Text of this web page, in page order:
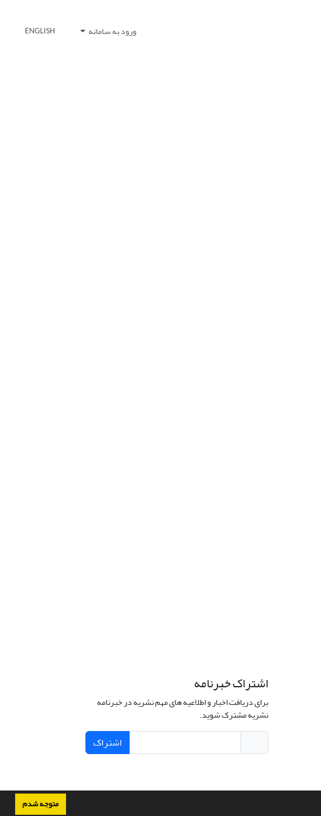
متوجه شدم
ورود به سامانه ENGLISH
اشتراک خبرنامه
برای دریافت اخبار و اطلاعیه های مهم نشریه در خبرنامه
نشریه مشترک شوید.
اشتراک